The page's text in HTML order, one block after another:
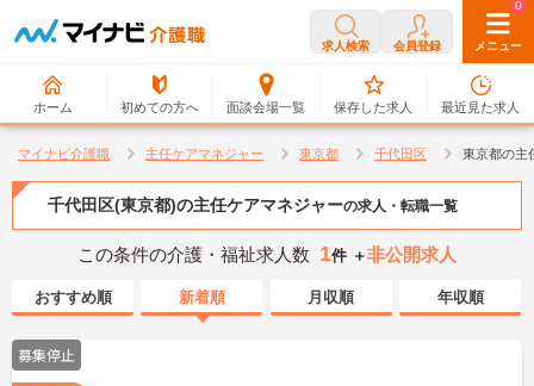
求人検索 会員登録 メニュー
ホーム 初めての方へ 面談会場一覧
0
保存した求人
0
最近見た求人
マイナビ介護職 主任ケアマネジャー 東京都 千代田区 東京都の主
千代田区(東京都)の主任ケアマネジャーの求人・転職一覧
この条件の介護・福祉求人数 1件 ＋非公開求人
おすすめ順 新着順 月収順 年収順
募集停止